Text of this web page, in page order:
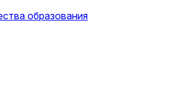
образования